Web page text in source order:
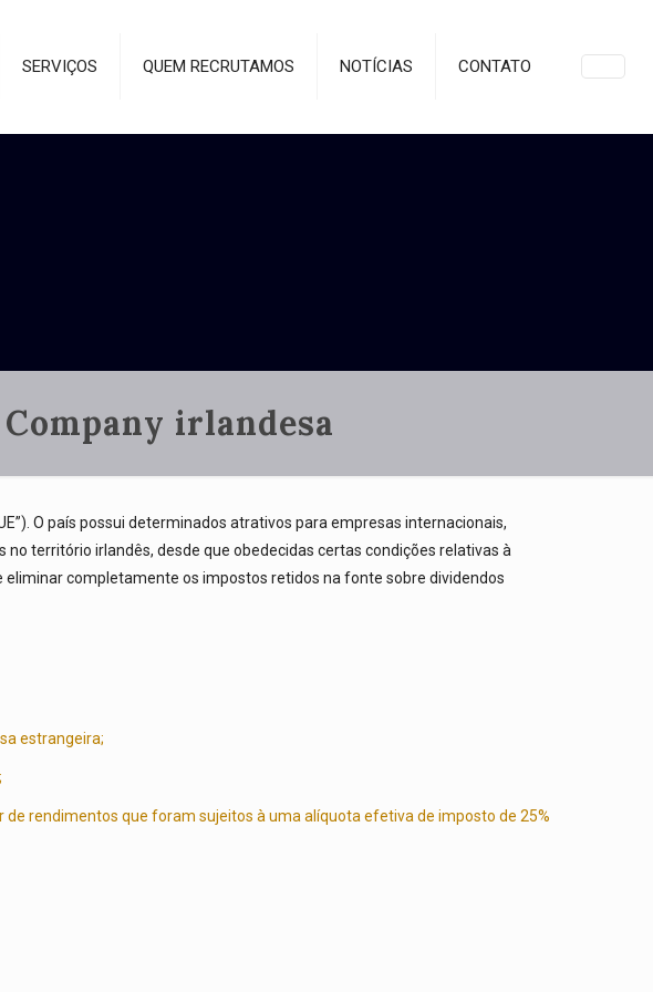
SERVIÇOS QUEM RECRUTAMOS NOTÍCIAS CONTATO
irlandesa
O país possui determinados atrativos para empresas internacionais,
território irlandês, desde que obedecidas certas condições relativas à
completamente os impostos retidos na fonte sobre dividendos
estrangeira;
rendimentos que foram sujeitos à uma alíquota efetiva de imposto de 25%